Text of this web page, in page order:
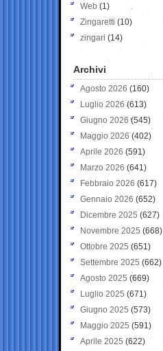
Web (1)
Zingaretti (10)
zingari (14)
Archivi
Agosto 2026 (160)
Luglio 2026 (613)
Giugno 2026 (545)
Maggio 2026 (402)
Aprile 2026 (591)
Marzo 2026 (641)
Febbraio 2026 (617)
Gennaio 2026 (652)
Dicembre 2025 (627)
Novembre 2025 (668)
Ottobre 2025 (651)
Settembre 2025 (662)
Agosto 2025 (669)
Luglio 2025 (671)
Giugno 2025 (573)
Maggio 2025 (591)
Aprile 2025 (622)